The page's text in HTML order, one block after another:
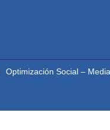
Optimización Social – Media